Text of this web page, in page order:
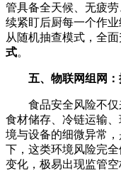
管具备全天候、无疲
续紧盯后厨每一个作
从随机抽查模式，全
式。
五、物联网组网
食品安全风险不
食材储存、冷链运输
境与设备的细微异常
下，这类环境风险完
变化，极易出现监管空